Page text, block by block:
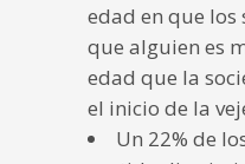
edad en que los
que alguien es
edad que la
el inicio de la
Un 22% de